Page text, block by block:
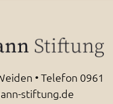
• Telefon 0961
stiftung.de